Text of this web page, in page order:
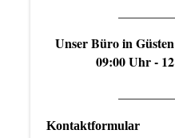
Unser Büro in
09:00 Uhr -
Kontaktformular